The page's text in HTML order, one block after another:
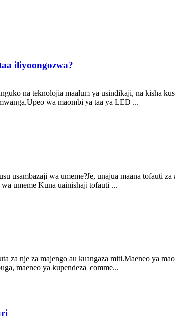
iliyoongozwa?
na teknolojia maalum ya usindikaji, na kisha
wa maombi ya taa ya LED ...
usambazaji wa umeme?Je, unajua maana tofauti za
umeme Kuna uainishaji tofauti ...
za nje za majengo au kuangaza miti.Maeneo ya
maeneo ya kupendeza, comme...